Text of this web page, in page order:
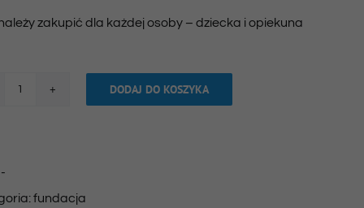
zakupić dla każdej osoby – dziecka i opiekuna
07/09/2024
DODAJ DO KOSZYKA
-
fundacja